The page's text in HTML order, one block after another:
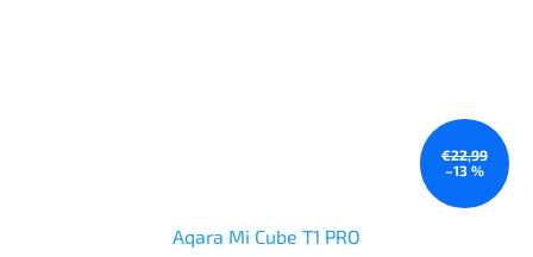
€22,99
–13 %
Aqara Mi Cube T1 PRO